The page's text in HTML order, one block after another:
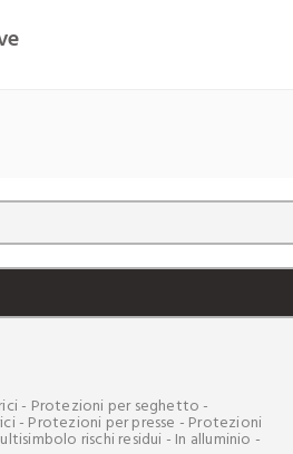
- Protezioni per seghetto -
- Protezioni per presse - Protezioni
rischi residui - In alluminio -